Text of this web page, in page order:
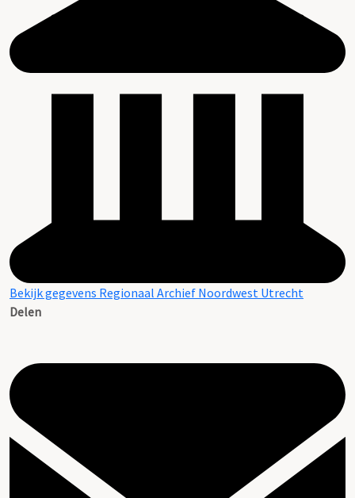
Bekijk gegevens Regionaal Archief Noordwest Utrecht
Delen